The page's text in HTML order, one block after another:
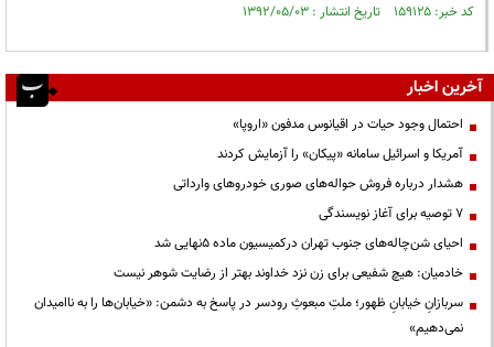
کد خبر: ۱۵۹۱۲۵ تاریخ انتشار : ۱۳۹۲/۰۵/۰۳
آخرین اخبار
احتمال وجود حیات در اقیانوس مدفون «اروپا»
آمریکا و اسرائیل سامانه «پیکان» را آزمایش کردند
هشدار درباره فروش حواله‌های صوری خودروهای وارداتی
۷ توصیه برای آغاز نویسندگی
احیای شن‌چاله‌های جنوب تهران درکمیسیون ماده ۵نهایی شد
خادمیان: هیچ شفیعی برای زن نزد خداوند بهتر از رضایت شوهر نیست
سربازانِ خیابانِ ظهور؛ ملتِ مبعوثِ رودسر در پاسخ به دشمن: «خیابان‌ها را به ناامیدان
نمی‌دهیم»